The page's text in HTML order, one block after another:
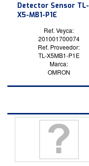
Detector Sensor TL-
X5-MB1-P1E
Ref. Veyca:
201001700074
Ref. Proveedor:
TL-X5MB1-P1E
Marca:
OMRON